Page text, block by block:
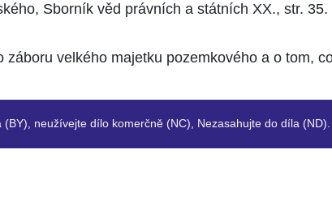
Sborník věd právních a státních XX., str. 35.
velkého majetku pozemkového a o tom,
neužívejte dílo komerčně (NC), Nezasahujte do díla (ND).